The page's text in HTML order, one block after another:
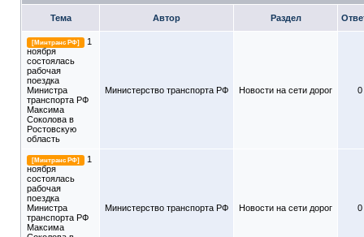
Тема Автор Раздел
[Минтранс РФ]
1
ноября
состоялась
рабочая
поездка
Министра
транспорта РФ
Максима
Соколова в
Ростовскую
область
Министерство транспорта РФ Новости на сети дорог 0
[Минтранс РФ]
1
ноября
состоялась
рабочая
поездка
Министра
транспорта РФ
Максима
Министерство транспорта РФ Новости на сети дорог 0